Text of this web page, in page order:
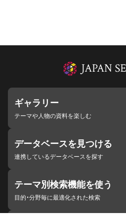
ギャラリー
テーマや人物の資料を楽しむ
データベースを見つける
連携しているデータベースを探す
テーマ別検索機能を使う
目的・分野毎に最適化された検索